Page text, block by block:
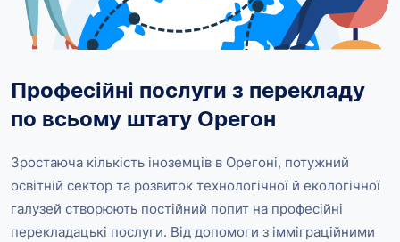
Професійні послуги з перекладу
по всьому штату Орегон
Зростаюча кількість іноземців в Орегоні, потужний
освітній сектор та розвиток технологічної й екологічної
галузей створюють постійний попит на професійні
перекладацькі послуги. Від допомоги з імміграційними